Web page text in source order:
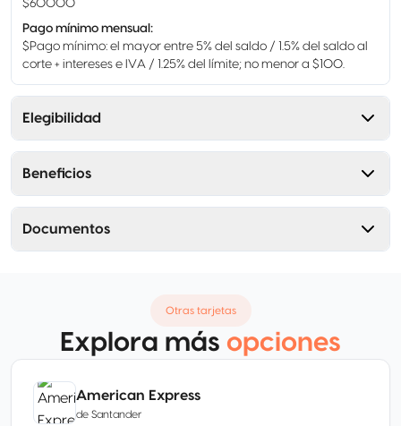
$60000
Pago mínimo mensual :
$Pago mínimo: el mayor entre 5% del saldo / 1.5% del saldo al
corte + intereses e IVA / 1.25% del límite; no menor a $100.
Elegibilidad
Beneficios
Documentos
Otras tarjetas
Explora más opciones
American Express
de Santander